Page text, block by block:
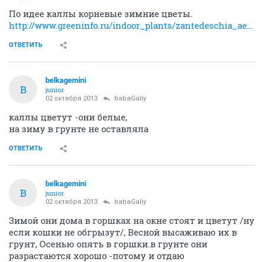
По идее каллы корневые зимние цветы.
http://www.greeninfo.ru/indoor_plants/zantedeschia_aethiopica.html
ОТВЕТИТЬ
B
belkagemini
junior
02 октября 2013 babaGaliy
каллы цветут -они белые,
на зиму в грунте не оставляла
ОТВЕТИТЬ
B
belkagemini
junior
02 октября 2013 babaGaliy
Зимой они дома в горшках на окне стоят и цветут /ну
если кошки не обгрызут/, Весной высаживаю их в
грунт, Осенью опять в горшки.в грунте они
разрастаются хорошо -потому и отдаю